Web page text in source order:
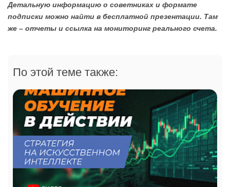
Детальную информацию о советниках и формате
подписки можно найти в бесплатной презентации. Там
же – отчеты и ссылка на мониторинг реального счета.
По этой теме также: